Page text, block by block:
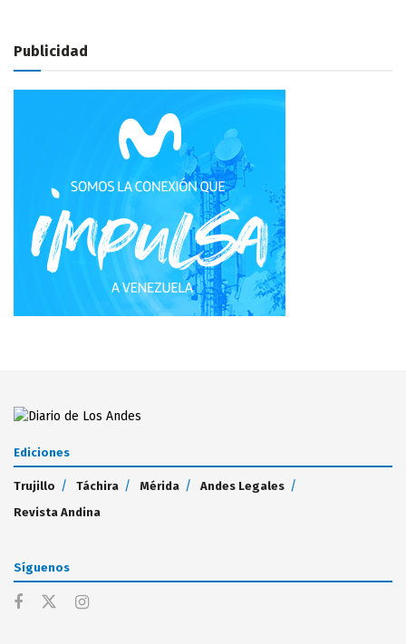
Publicidad
Ediciones
Trujillo Táchira Mérida
Andes Legales
Revista Andina
Síguenos